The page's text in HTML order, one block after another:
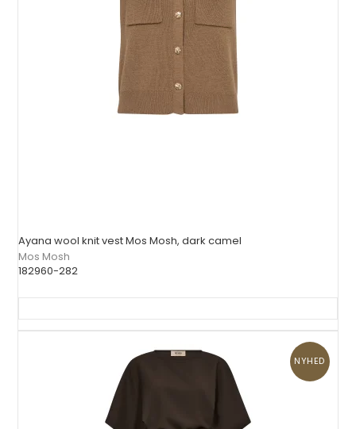
Ayana wool knit vest Mos Mosh, dark camel
Mos Mosh
182960-282
NYHED